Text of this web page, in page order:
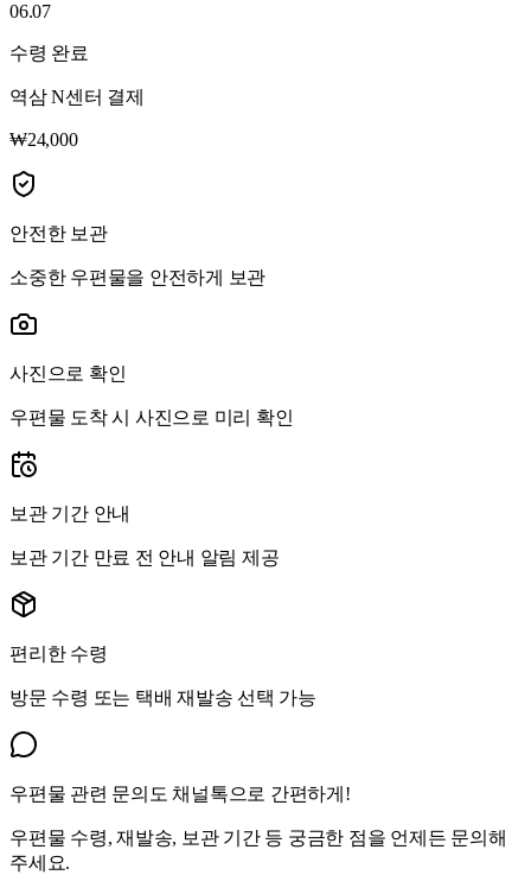
06.07
수령 완료
역삼 N센터 결제
₩24,000
안전한 보관
소중한 우편물을 안전하게 보관
사진으로 확인
우편물 도착 시 사진으로 미리 확인
보관 기간 안내
보관 기간 만료 전 안내 알림 제공
편리한 수령
방문 수령 또는 택배 재발송 선택 가능
우편물 관련 문의도 채널톡으로 간편하게!
우편물 수령, 재발송, 보관 기간 등 궁금한 점을 언제든 문의해
주세요.